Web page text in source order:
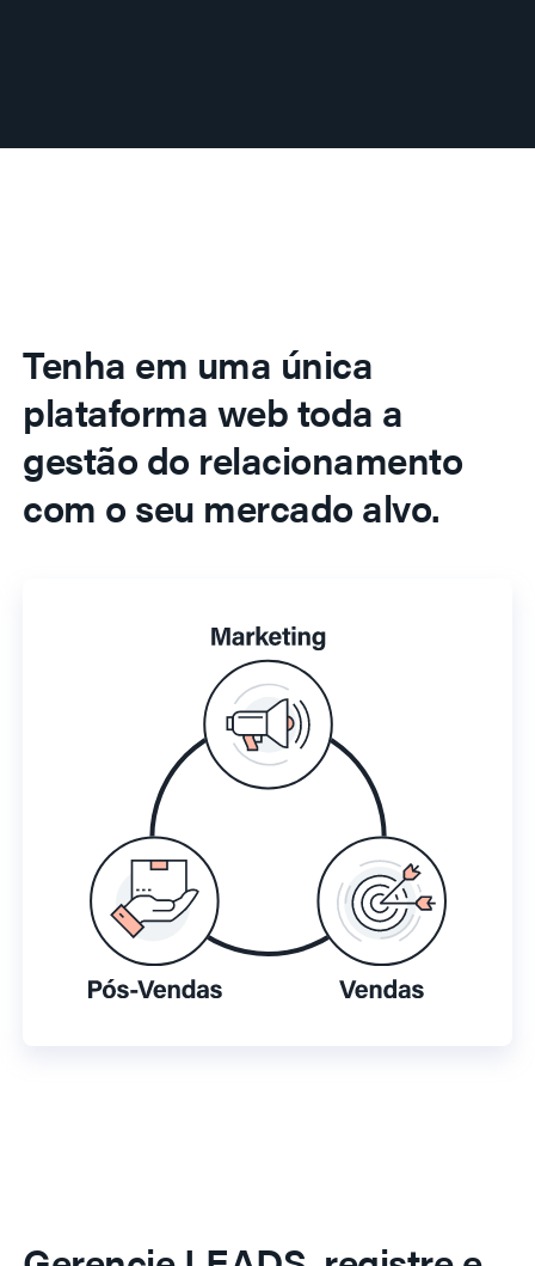
Tenha em uma única
plataforma web toda a
gestão do relacionamento
com o seu mercado alvo.